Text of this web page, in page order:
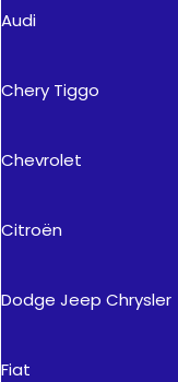
Audi
Chery Tiggo
Chevrolet
Citroën
Dodge Jeep Chrysler
Fiat